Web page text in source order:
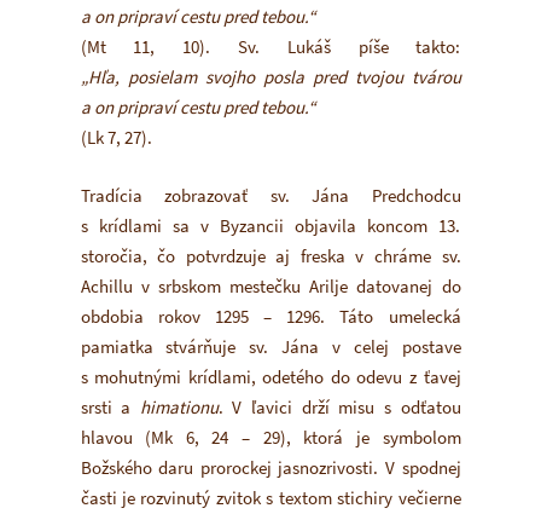
a on pripraví cestu pred tebou.“
(Mt 11, 10). Sv. Lukáš píše takto:
„Hľa, posielam svojho posla pred tvojou tvárou
a on pripraví cestu pred tebou.“
(Lk 7, 27).
Tradícia zobrazovať sv. Jána Predchodcu
s krídlami sa v Byzancii objavila koncom 13.
storočia, čo potvrdzuje aj freska v chráme sv.
Achillu v srbskom mestečku Arilje datovanej do
obdobia rokov 1295 – 1296. Táto umelecká
pamiatka stvárňuje sv. Jána v celej postave
s mohutnými krídlami, odetého do odevu z ťavej
srsti a himationu. V ľavici drží misu s odťatou
hlavou (Mk 6, 24 – 29), ktorá je symbolom
Božského daru prorockej jasnozrivosti. V spodnej
časti je rozvinutý zvitok s textom stichiry večierne